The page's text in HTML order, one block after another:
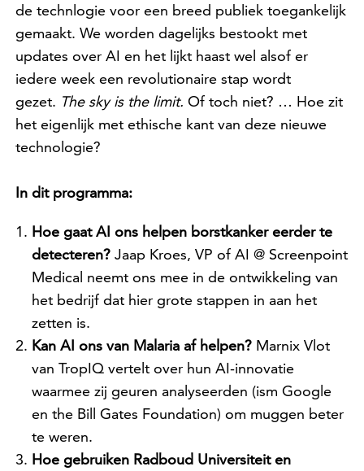
de technlogie voor een breed publiek toegankelijk
gemaakt. We worden dagelijks bestookt met
updates over AI en het lijkt haast wel alsof er
iedere week een revolutionaire stap wordt
gezet. The sky is the limit. Of toch niet? … Hoe zit
het eigenlijk met ethische kant van deze nieuwe
technologie?
In dit programma:
Hoe gaat AI ons helpen borstkanker eerder te
detecteren? Jaap Kroes, VP of AI @ Screenpoint
Medical neemt ons mee in de ontwikkeling van
het bedrijf dat hier grote stappen in aan het
zetten is.
Kan AI ons van Malaria af helpen? Marnix Vlot
van TropIQ vertelt over hun AI-innovatie
waarmee zij geuren analyseerden (ism Google
en the Bill Gates Foundation) om muggen beter
te weren.
Hoe gebruiken Radboud Universiteit en